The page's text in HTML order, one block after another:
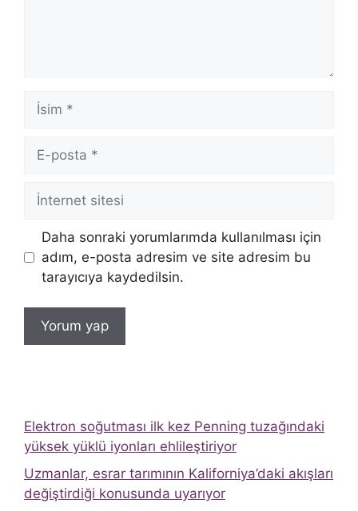
İsim
posta
İnternet
sitesi
Daha sonraki yorumlarımda kullanılması için
adım, e-posta adresim ve site adresim bu
tarayıcıya kaydedilsin.
Elektron soğutması ilk kez Penning tuzağındaki
yüksek yüklü iyonları ehlileştiriyor
Uzmanlar, esrar tarımının Kaliforniya’daki akışları
değiştirdiği konusunda uyarıyor